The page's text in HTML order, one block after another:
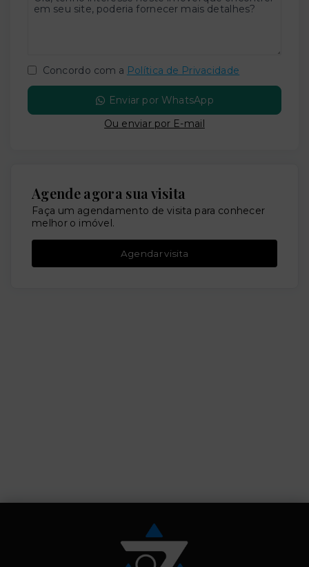
Concordo com a Política de Privacidade
Enviar por WhatsApp
Ou enviar por E-mail
Agende agora sua visita
Faça um agendamento de visita para conhecer
melhor o imóvel.
Agendar visita